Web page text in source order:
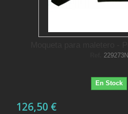
229273N
En Stock
126,50 €